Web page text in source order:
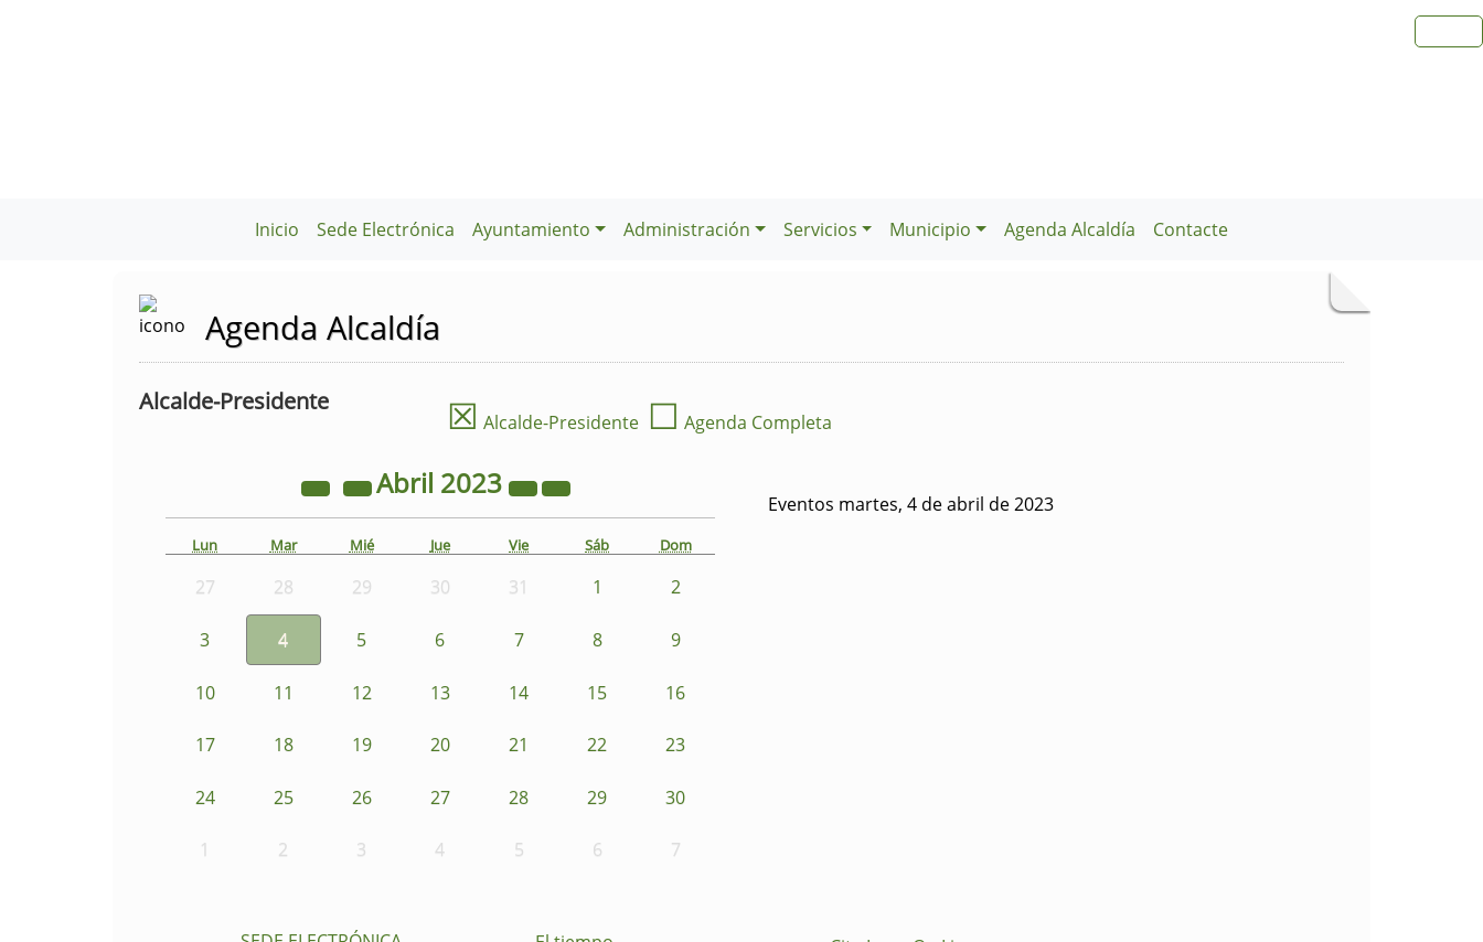
Inicio Sede Electrónica Ayuntamiento Administración Servicios Municipio Agenda Alcaldía Contacte
Agenda Alcaldía
Alcalde-Presidente ☒ Alcalde-Presidente ☐ Agenda Completa
Abril 2023
Lun Mar Mié Jue Vie Sáb Dom
27 28 29 30 31 1 2
3 4 5 6 7 8 9
10 11 12 13 14 15 16
17 18 19 20 21 22 23
24 25 26 27 28 29 30
1 2 3 4 5 6 7
Eventos martes, 4 de abril de 2023